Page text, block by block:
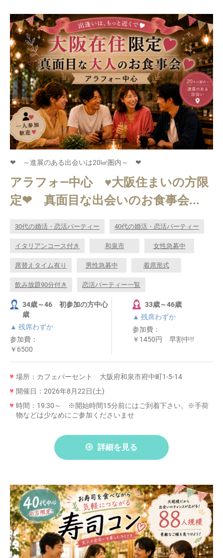
❤ ～進展のある出会いは20㎢圏内～ ❤
アラフォ―中心 ♥大阪住まいの方限
定❤ 真面目な出会いのお食事会...
30代の婚活・恋活パーティー 40代の婚活・恋活パーティー
イタリアンコース付き 和泉市 女性急募中
席替えタイム有り 男性急募中 着席形式
飲み放題90分付き 恋活パーティー一覧
34歳～46 初参加の方中心
歳
▲ 残席わずか
参加費：
￥6500
33歳～46歳
▲ 残席わずか
参加費：
￥1450円 早割中!!
場所：カフェパーセント 大阪府和泉市府中町1-5-14
開催日：2026年8月22日(土)
時間：19:30～ ※開始時間15分前にはご到着下さい。※手荷
物などは少なめにご参加くださいませ
詳細を見る